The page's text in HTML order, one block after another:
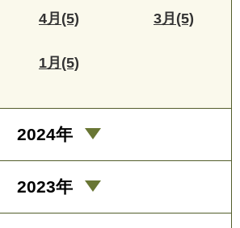
4月(5) 3月(5)
1月(5)
2024年
2023年